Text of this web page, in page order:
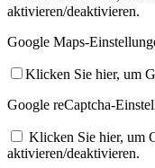
aktivieren/deaktivieren.
Google Maps-
Klicken Sie hier, um
Google reCaptcha-
Klicken Sie hier, um
aktivieren/deaktivieren.